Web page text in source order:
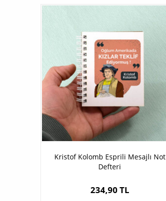
Kristof Kolomb Esprili Mesajlı Not
Defteri
234,90 TL